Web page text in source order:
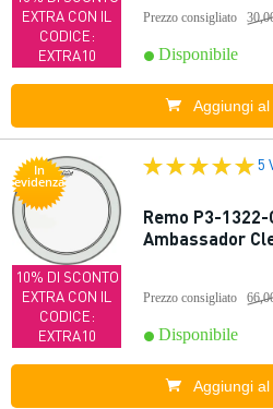
EXTRA CON IL
CODICE:
EXTRA10
Prezzo consigliato
Disponibile
Aggiungi
In
evidenza
10% DI SCONTO
EXTRA CON IL
CODICE:
EXTRA10
5
Remo P3-
Ambassador
Prezzo consigliato
Disponibile
Aggiungi